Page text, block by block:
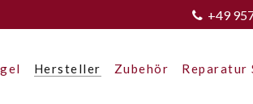
+49
Hersteller Zubehör Reparatur